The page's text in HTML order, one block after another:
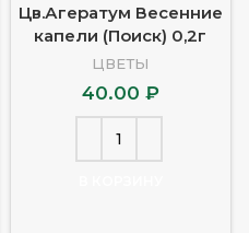
Цв.Агератум Весенние
капели (Поиск) 0,2г
ЦВЕТЫ
40.00 ₽